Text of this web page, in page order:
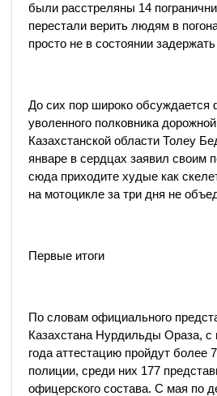
были расстреляны 14
перестали верить людям в
просто не в состоянии
До сих пор широко обсуждается
уволенного полковника
Казахстанской области Толеу
январе в сердцах заявил своим
сюда приходите худые как
на мотоцикле за три дня не
Первые итоги
По словам официального
Казахстана Нурдильды Ораза, с
года аттестацию пройдут более
полиции, среди них 177
офицерского состава. С мая по